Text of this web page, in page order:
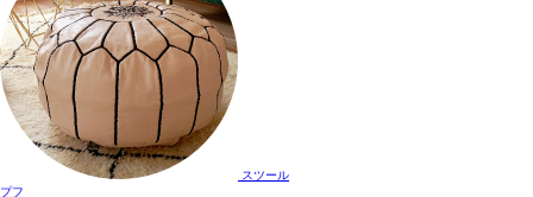
スツール
プフ